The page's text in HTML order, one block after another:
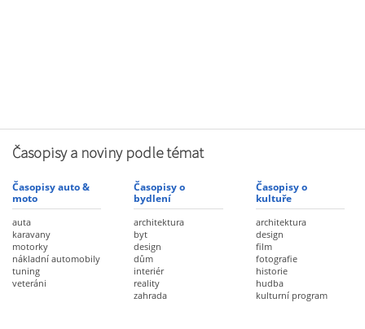
Časopisy a noviny podle témat
Časopisy auto &
moto
auta
karavany
motorky
nákladní automobily
tuning
veteráni
Časopisy o
bydlení
architektura
byt
design
dům
interiér
reality
zahrada
Časopisy o
kultuře
architektura
design
film
fotografie
historie
hudba
kulturní program